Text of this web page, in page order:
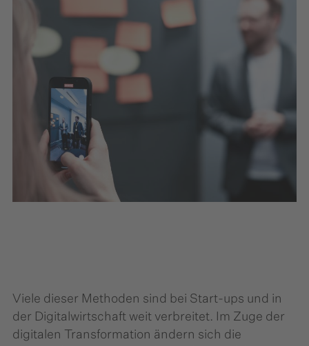
Viele dieser Methoden sind bei Start-ups und in
der Digitalwirtschaft weit verbreitet. Im Zuge der
digitalen Transformation ändern sich die